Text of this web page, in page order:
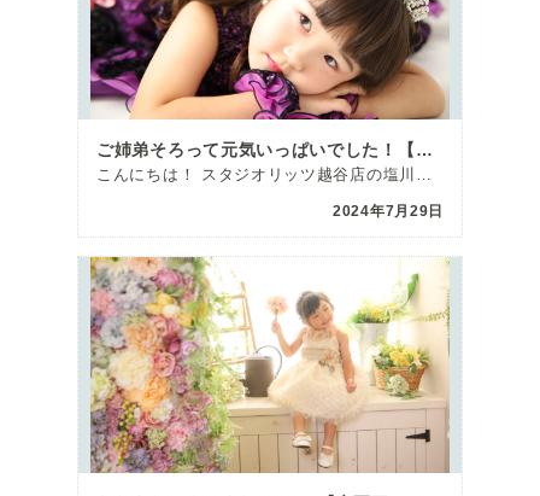
ご姉弟そろって元気いっぱいでした！【七五三】
こんにちは！ スタジオリッツ越谷店の塩川です(^^)/ 本日は七五三の撮影でご来館いただいた女の子を […]
2024年7月29日